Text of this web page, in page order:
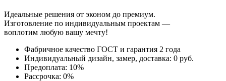
Идеальные решения от эконом до премиум.
Изготовление по индивидуальным проектам —
воплотим любую вашу мечту!
Фабричное качество ГОСТ и гарантия 2 года
Индивидуальный дизайн, замер, доставка: 0 руб.
Предоплата: 10%
Рассрочка: 0%